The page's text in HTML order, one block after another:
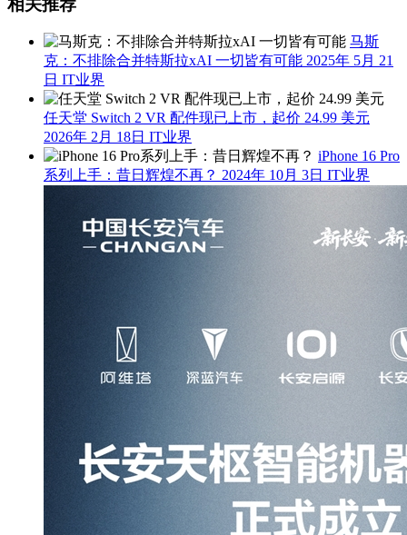
马斯
克：不排除合并特斯拉xAI 一切皆有可能 2025年 5月 21
日 IT业界
任天堂 Switch 2 VR 配件现已上市，起价 24.99 美元
2026年 2月 18日 IT业界
iPhone 16 Pro
系列上手：昔日辉煌不再？ 2024年 10月 3日 IT业界